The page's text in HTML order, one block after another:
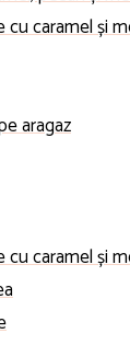
caramel și
aragaz
caramel și